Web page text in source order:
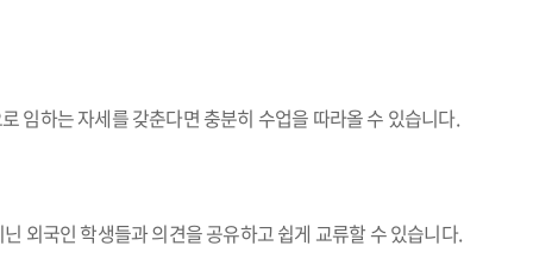
임하는 자세를 갖춘다면 충분히 수업을 따라올 수 있습니다.
외국인 학생들과 의견을 공유하고 쉽게 교류할 수 있습니다.